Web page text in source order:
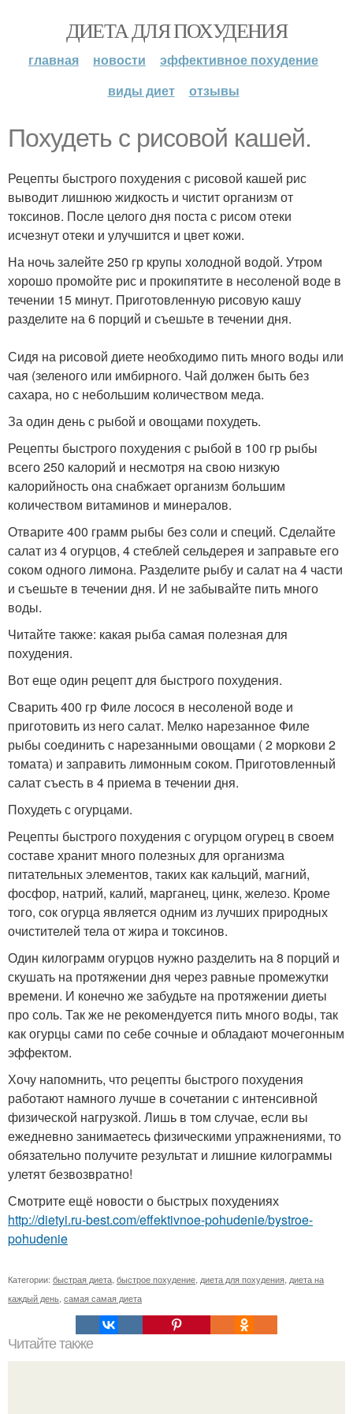
ДИЕТА ДЛЯ ПОХУДЕНИЯ
главная новости
эффективное похудение
виды диет
отзывы
Похудеть с рисовой кашей.
Рецепты быстрого похудения с рисовой кашей рис
выводит лишнюю жидкость и чистит организм от
токсинов. После целого дня поста с рисом отеки
исчезнут отеки и улучшится и цвет кожи.
На ночь залейте 250 гр крупы холодной водой. Утром
хорошо промойте рис и прокипятите в несоленой воде в
течении 15 минут. Приготовленную рисовую кашу
разделите на 6 порций и съешьте в течении дня.
Сидя на рисовой диете необходимо пить много воды или
чая (зеленого или имбирного. Чай должен быть без
сахара, но с небольшим количеством меда.
За один день с рыбой и овощами похудеть.
Рецепты быстрого похудения с рыбой в 100 гр рыбы
всего 250 калорий и несмотря на свою низкую
калорийность она снабжает организм большим
количеством витаминов и минералов.
Отварите 400 грамм рыбы без соли и специй. Сделайте
салат из 4 огурцов, 4 стеблей сельдерея и заправьте его
соком одного лимона. Разделите рыбу и салат на 4 части
и съешьте в течении дня. И не забывайте пить много
воды.
Читайте также: какая рыба самая полезная для
похудения.
Вот еще один рецепт для быстрого похудения.
Сварить 400 гр Филе лосося в несоленой воде и
приготовить из него салат. Мелко нарезанное Филе
рыбы соединить с нарезанными овощами ( 2 моркови 2
томата) и заправить лимонным соком. Приготовленный
салат съесть в 4 приема в течении дня.
Похудеть с огурцами.
Рецепты быстрого похудения с огурцом огурец в своем
составе хранит много полезных для организма
питательных элементов, таких как кальций, магний,
фосфор, натрий, калий, марганец, цинк, железо. Кроме
того, сок огурца является одним из лучших природных
очистителей тела от жира и токсинов.
Один килограмм огурцов нужно разделить на 8 порций и
скушать на протяжении дня через равные промежутки
времени. И конечно же забудьте на протяжении диеты
про соль. Так же не рекомендуется пить много воды, так
как огурцы сами по себе сочные и обладают мочегонным
эффектом.
Хочу напомнить, что рецепты быстрого похудения
работают намного лучше в сочетании с интенсивной
физической нагрузкой. Лишь в том случае, если вы
ежедневно занимаетесь физическими упражнениями, то
обязательно получите результат и лишние килограммы
улетят безвозвратно!
Смотрите ещё новости о быстрых похудениях
http://dietyi.ru-best.com/effektivnoe-pohudenie/bystroe-
pohudenie
Категории: быстрая диета быстрое похудение диета для похудения диета на
каждый день самая самая диета
Читайте также